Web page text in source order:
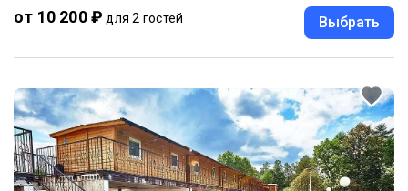
от 10 200 ₽ для 2 гостей Выбрать